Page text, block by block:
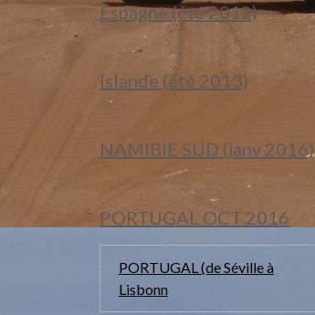
Espagne (été 2012)
Islande (été 2013)
NAMIBIE SUD (janv 2016)
PORTUGAL OCT 2016
PORTUGAL (de Séville à
Lisbonn